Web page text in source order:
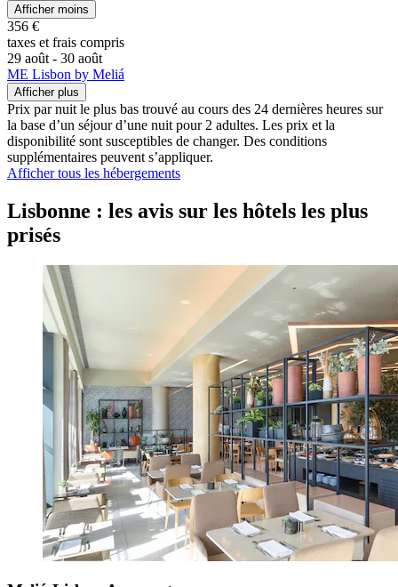
Afficher moins
356 €
taxes et frais compris
29 août - 30 août
ME Lisbon by Meliá
Afficher plus
Prix par nuit le plus bas trouvé au cours des 24 dernières heures sur
la base d’un séjour d’une nuit pour 2 adultes. Les prix et la
disponibilité sont susceptibles de changer. Des conditions
supplémentaires peuvent s’appliquer.
Afficher tous les hébergements
Lisbonne : les avis sur les hôtels les plus
prisés